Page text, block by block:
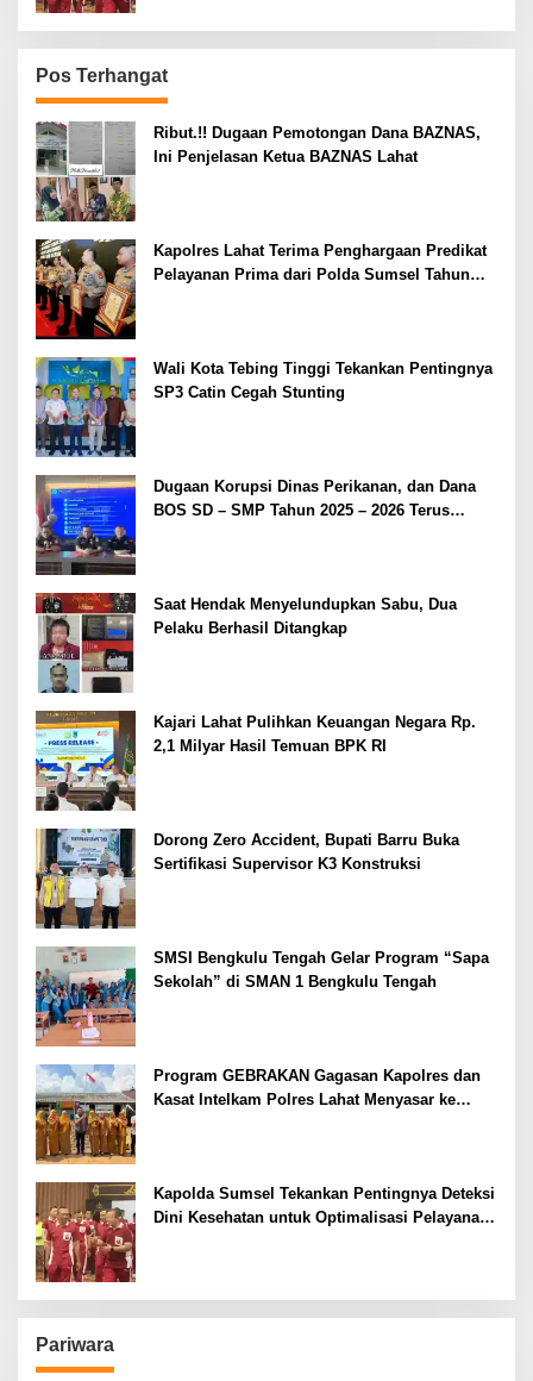
Pos Terhangat
Ribut.!! Dugaan Pemotongan Dana BAZNAS,
Ini Penjelasan Ketua BAZNAS Lahat
Kapolres Lahat Terima Penghargaan Predikat
Pelayanan Prima dari Polda Sumsel Tahun
Wali Kota Tebing Tinggi Tekankan Pentingnya
SP3 Catin Cegah Stunting
Dugaan Korupsi Dinas Perikanan, dan Dana
BOS SD – SMP Tahun 2025 – 2026 Terus
Saat Hendak Menyelundupkan Sabu, Dua
Pelaku Berhasil Ditangkap
Kajari Lahat Pulihkan Keuangan Negara Rp.
2,1 Milyar Hasil Temuan BPK RI
Dorong Zero Accident, Bupati Barru Buka
Sertifikasi Supervisor K3 Konstruksi
SMSI Bengkulu Tengah Gelar Program “Sapa
Sekolah” di SMAN 1 Bengkulu Tengah
Program GEBRAKAN Gagasan Kapolres dan
Kasat Intelkam Polres Lahat Menyasar ke
Kapolda Sumsel Tekankan Pentingnya Deteksi
Dini Kesehatan untuk Optimalisasi Pelayanan
Pariwara